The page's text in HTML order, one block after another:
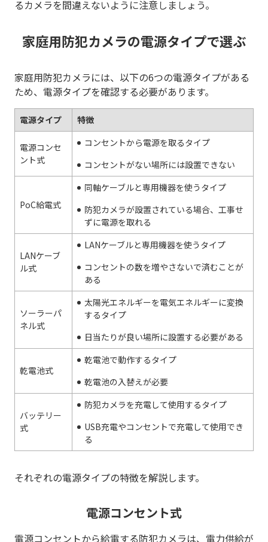
るカメラを間違えないように注意しましょう。
家庭用防犯カメラの電源タイプで選ぶ
家庭用防犯カメラには、以下の6つの電源タイプがある
ため、電源タイプを確認する必要があります。
電源タイプ 特徴
電源コンセ
ント式
コンセントから電源を取るタイプ
コンセントがない場所には設置できない
PoC給電式
同軸ケーブルと専用機器を使うタイプ
防犯カメラが設置されている場合、工事せ
ずに電源を取れる
LANケーブ
ル式
LANケーブルと専用機器を使うタイプ
コンセントの数を増やさないで済むことが
ある
ソーラーパ
ネル式
太陽光エネルギーを電気エネルギーに変換
するタイプ
日当たりが良い場所に設置する必要がある
乾電池式
乾電池で動作するタイプ
乾電池の入替えが必要
バッテリー
式
防犯カメラを充電して使用するタイプ
USB充電やコンセントで充電して使用でき
る
それぞれの電源タイプの特徴を解説します。
電源コンセント式
電源コンセントから給電する防犯カメラは、電力供給が